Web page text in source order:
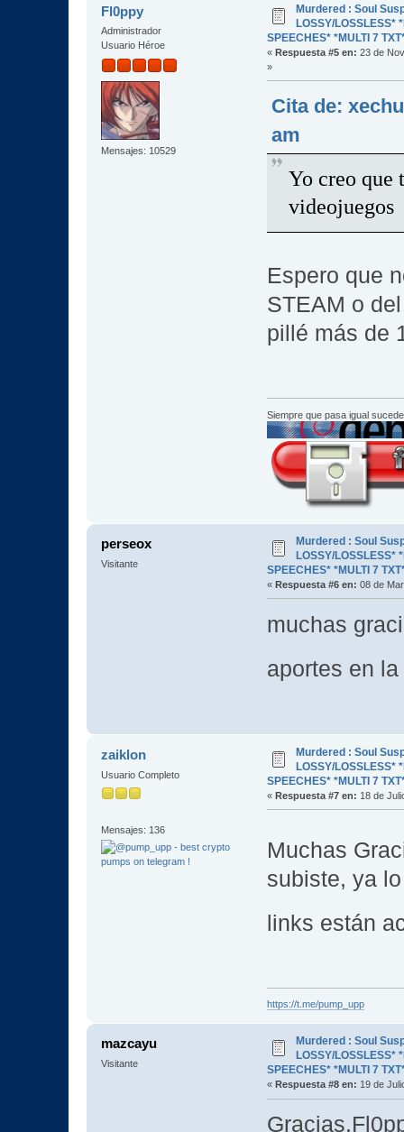
Fl0ppy
Administrador
Usuario Héroe
Mensajes: 10529
Murdered : Soul
LOSSY/LOSSLESS*
SPEECHES* *MULTI 7
« Respuesta #5 en: 23 de
»
Cita de:
am
Yo creo que
videojuegos
Espero que
STEAM o
pillé más de
Siempre que pasa igual
perseox
Visitante
Murdered : Soul
LOSSY/LOSSLESS*
SPEECHES* *MULTI 7
« Respuesta #6 en: 08 de
muchas
aportes en
zaiklon
Usuario Completo
Mensajes: 136
Murdered : Soul
LOSSY/LOSSLESS*
SPEECHES* *MULTI 7
« Respuesta #7 en: 18 de
Muchas
subiste, ya
links están
https://t.me/pump_upp
mazcayu
Visitante
Murdered : Soul
LOSSY/LOSSLESS*
SPEECHES* *MULTI 7
« Respuesta #8 en: 19 de